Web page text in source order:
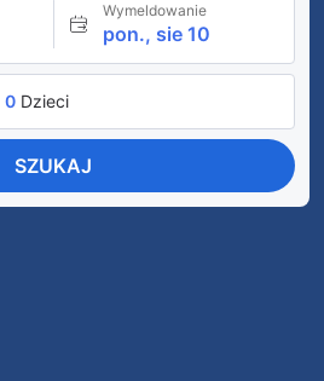
Wymeldowanie
pon., sie 10
0 Dzieci
SZUKAJ